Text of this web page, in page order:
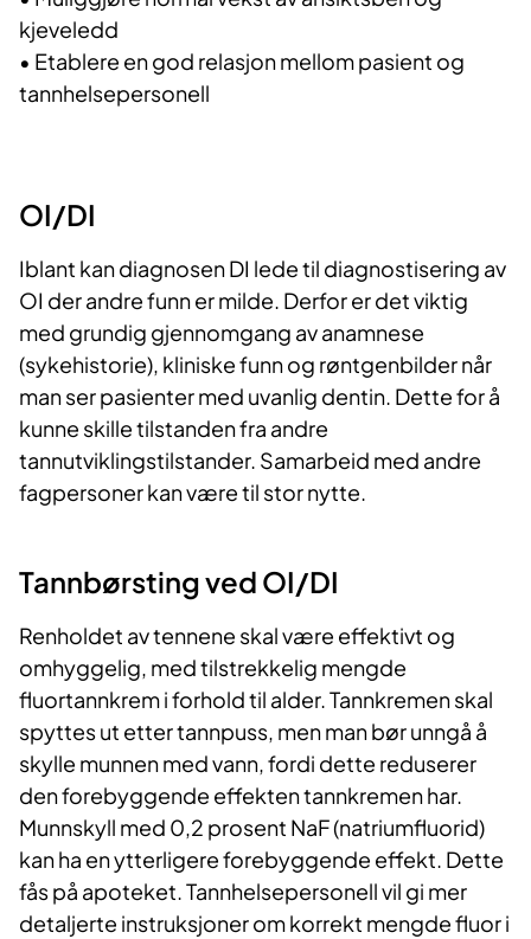
kjeveledd
• Etablere en god relasjon mellom pasient og
tannhelsepersonell
OI/DI
Iblant kan diagnosen DI lede til diagnostisering av
OI der andre funn er milde. Derfor er det viktig
med grundig gjennomgang av anamnese
(sykehistorie), kliniske funn og røntgenbilder når
man ser pasienter med uvanlig dentin. Dette for å
kunne skille tilstanden fra andre
tannutviklingstilstander. Samarbeid med andre
fagpersoner kan være til stor nytte.
​Tannbørsting ved OI/DI
Renholdet av tennene skal være effektivt og
omhyggelig, med tilstrekkelig mengde
fluortannkrem i forhold til alder. Tannkremen skal
spyttes ut etter tannpuss, men man bør unngå å
skylle munnen med vann, fordi dette reduserer
den forebyggende effekten tannkremen har.
Munnskyll med 0,2 prosent NaF (natriumfluorid)
kan ha en ytterligere forebyggende effekt. Dette
fås på apoteket. Tannhelsepersonell vil gi mer
detaljerte instruksjoner om korrekt mengde fluor i